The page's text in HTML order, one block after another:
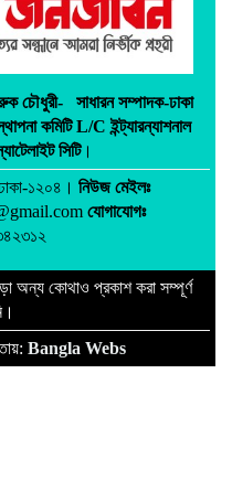
চৌধুরী-
সাধারন সম্পাদক-ঢাকা
কমিটি L/C ইন্ট্যারন্যাশনাল
সিটি।
১২০৪। নিউজ মেইলঃ
যোগাযোগঃ
অন্য কোথাও প্রকাশ করা সম্পূর্ণ
Bangla Webs